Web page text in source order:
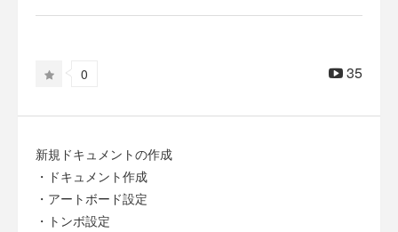
0 35
新規ドキュメントの作成
・ドキュメント作成
・アートボード設定
・トンボ設定